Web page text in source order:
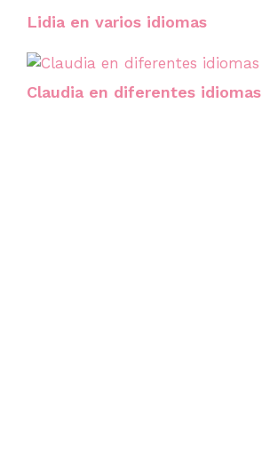
Lidia en varios idiomas
Claudia en diferentes idiomas